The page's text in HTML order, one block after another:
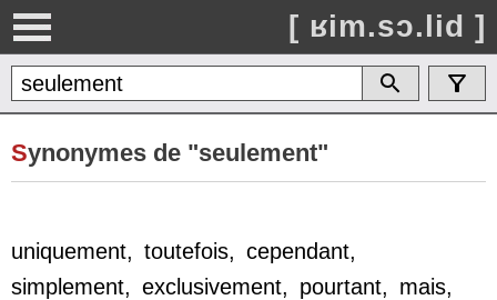
[ ʁim.sɔ.lid ]
Synonymes de "seulement"
uniquement, toutefois, cependant,
simplement, exclusivement, pourtant, mais,